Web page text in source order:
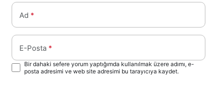
Ad *
E-Posta *
Bir dahaki sefere yorum yaptığımda kullanılmak üzere adımı, e-
posta adresimi ve web site adresimi bu tarayıcıya kaydet.